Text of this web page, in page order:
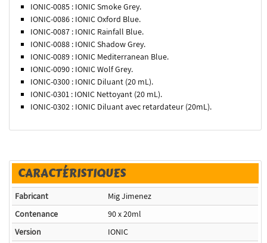
IONIC-0085 : IONIC Smoke Grey.
IONIC-0086 : IONIC Oxford Blue.
IONIC-0087 : IONIC Rainfall Blue.
IONIC-0088 : IONIC Shadow Grey.
IONIC-0089 : IONIC Mediterranean Blue.
IONIC-0090 : IONIC Wolf Grey.
IONIC-0300 : IONIC Diluant (20 mL).
IONIC-0301 : IONIC Nettoyant (20 mL).
IONIC-0302 : IONIC Diluant avec retardateur (20mL).
CARACTÉRISTIQUES
Fabricant
Mig Jimenez
Contenance
90 x 20ml
Version
IONIC